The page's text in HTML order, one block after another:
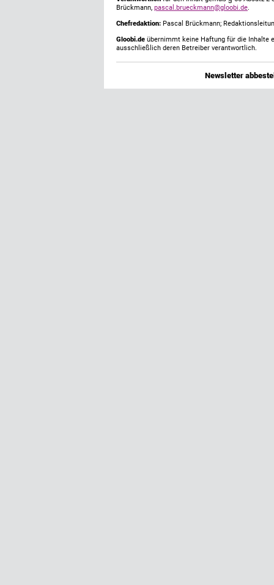
Brückmann, pascal.brueckmann@gloobi.de.
Chefredaktion: Pascal Brückmann;
Gloobi.de übernimmt keine Haftung für die Inhalte
ausschließlich deren Betreiber verantwortlich.
Newsletter